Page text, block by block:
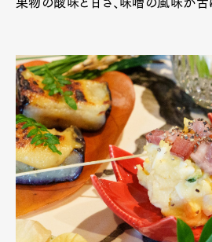
Pen Meet
Pen international
果物の酸味と甘さ、味噌の風味が舌